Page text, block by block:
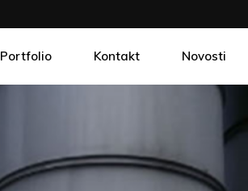
Portfolio Kontakt Novosti